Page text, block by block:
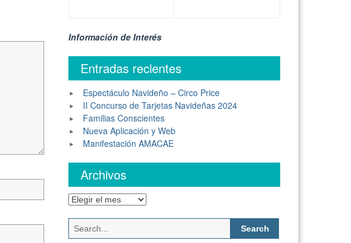
Información de Interés
Entradas recientes
Espectáculo Navideño – Circo Price
II Concurso de Tarjetas Navideñas 2024
Familias Conscientes
Nueva Aplicación y Web
Manifestación AMACAE
Archivos